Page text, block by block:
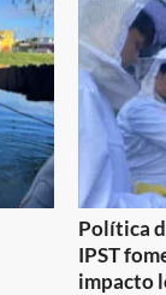
Política
IPST
impacto